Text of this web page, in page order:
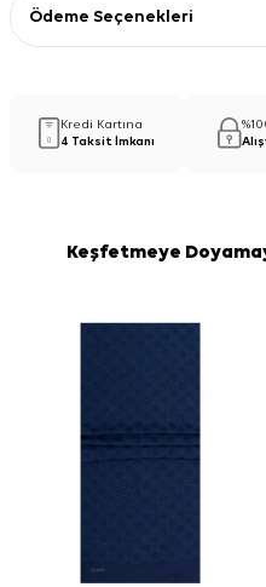
Ödeme Seçenekleri
Kredi Kartına
4 Taksit İmkanı
Keşfetmeye